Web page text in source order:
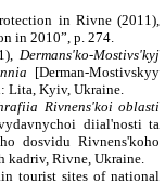
in Rivne (2011),
in 2010”, p. 274.
Dermans'ko-Mostivs'kyj
[Derman-Mostivskyy
Lita, Kyiv, Ukraine.
Rivnens'koi oblasti
diial'nosti ta
dosvidu Rivnens'koho
Rivne, Ukraine.
tourist sites of national